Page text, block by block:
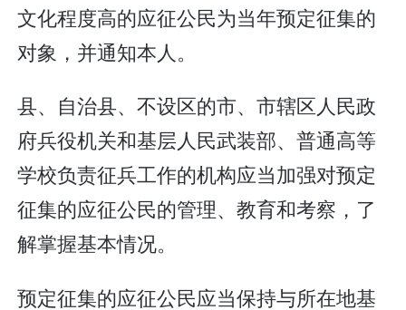
文化程度高的应征公民为当年预定征集的
对象，并通知本人。
县、自治县、不设区的市、市辖区人民政
府兵役机关和基层人民武装部、普通高等
学校负责征兵工作的机构应当加强对预定
征集的应征公民的管理、教育和考察，了
解掌握基本情况。
预定征集的应征公民应当保持与所在地基